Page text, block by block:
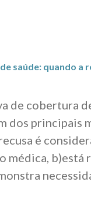
saúde: quando a
de cobertura
dos
é
médica,